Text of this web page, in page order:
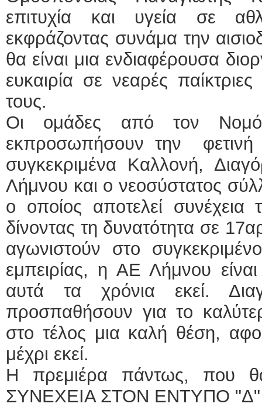
επιτυχία και υγεία σε
εκφράζοντας συνάμα την
θα είναι μια ενδιαφέρουσα
ευκαιρία σε νεαρές
τους.
Οι ομάδες από τον
εκπροσωπήσουν την φετινή
συγκεκριμένα Καλλονή,
Λήμνου και ο νεοσύστατος
ο οποίος αποτελεί
δίνοντας τη δυνατότητα σε
αγωνιστούν στο
εμπειρίας, η ΑΕ Λήμνου
αυτά τα χρόνια εκεί.
προσπαθήσουν για το
στο τέλος μια καλή θέση,
μέχρι εκεί.
Η πρεμιέρα πάντως, που
ΣΥΝΕΧΕΙΑ ΣΤΟΝ ΕΝΤΥΠΟ "Δ"